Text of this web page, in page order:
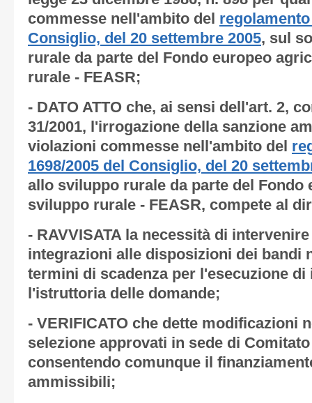
commesse nell'ambito del regolamento
Consiglio, del 20 settembre 2005, sul
rurale da parte del Fondo europeo
rurale - FEASR;
- DATO ATTO che, ai sensi dell'art. 2,
31/2001, l'irrogazione della sanzione
violazioni commesse nell'ambito del
1698/2005 del Consiglio, del 20
allo sviluppo rurale da parte del Fondo
sviluppo rurale - FEASR, compete al
- RAVVISATA la necessità di
integrazioni alle disposizioni dei bandi
termini di scadenza per l'esecuzione di
l'istruttoria delle domande;
- VERIFICATO che dette modificazioni
selezione approvati in sede di
consentendo comunque il
ammissibili;